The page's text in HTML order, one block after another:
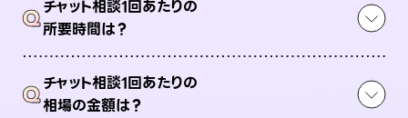
Qチャット相談1回あたりの
所要時間は？
Qチャット相談1回あたりの
相場の金額は？